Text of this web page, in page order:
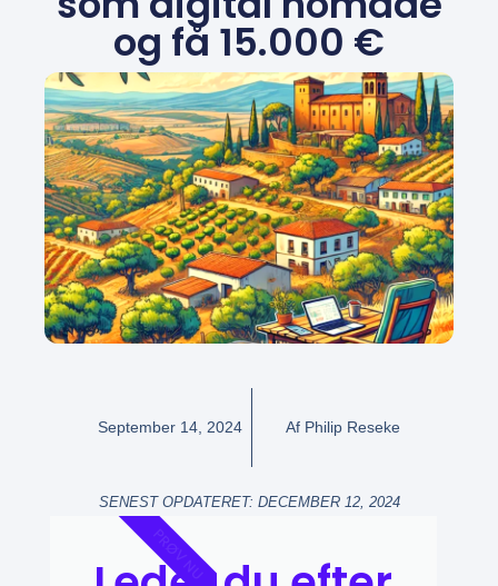
og få 15.000 €
September 14, 2024 Af Philip Reseke
SENEST OPDATERET: DECEMBER 12, 2024
PRØV NU